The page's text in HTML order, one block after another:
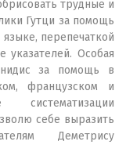
трудные и
Гутци за помощь
перепечаткой
указателей. Особая
за помощь в
французском и
себе выразить
Деметрису